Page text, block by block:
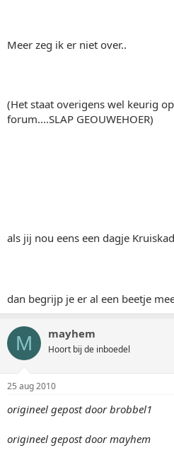
Meer zeg ik er niet over..
(Het staat overigens wel keurig
forum....SLAP GEOUWEHOER)
als jij nou eens een dagje
dan begrijp je er al een beetje
M mayhem
Hoort bij de inboedel
25 aug 2010
origineel gepost door brobbel1
origineel gepost door mayhem